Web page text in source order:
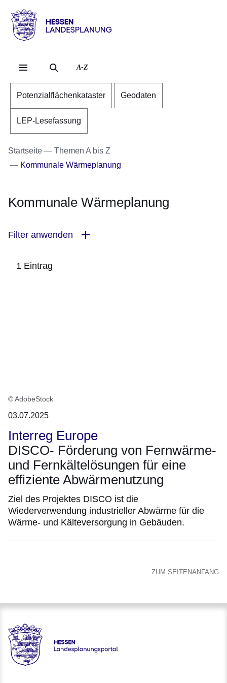
Hessen
LandesplanungA-Z
Potenzialflächenkataster Geodaten
LEP-Lesefassung
Startseite
Themen A bis Z
Kommunale Wärmeplanung
Kommunale Wärmeplanung
Filter anwenden
1 Eintrag
© AdobeStock
03.07.2025
Interreg Europe
DISCO- Förderung von Fernwärme-
und Fernkältelösungen für eine
effiziente Abwärmenutzung
Ziel des Projektes DISCO ist die
Wiederverwendung industrieller Abwärme für die
Wärme- und Kälteversorgung in Gebäuden.
ZUM SEITENANFANG
Hessen - Landesplanungsportal